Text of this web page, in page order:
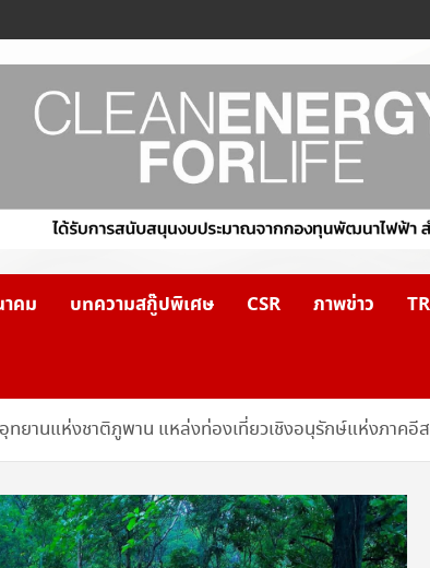
คม บทความสกู๊ปพิเศษ CSR ภาพข่าว
ทยานแห่งชาติภูพาน แหล่งท่องเที่ยวเชิงอนุรักษ์แห่งภาคอี